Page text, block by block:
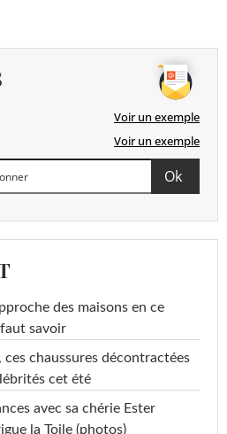
Voir un exemple
Voir un exemple
des maisons en ce
savoir
ces chaussures décontractées
cet été
avec sa chérie Ester
la Toile (photos)